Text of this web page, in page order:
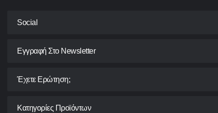
Social
Εγγραφή Στο Newsletter
Έχετε Ερώτηση;
Κατηγορίες Προϊόντων